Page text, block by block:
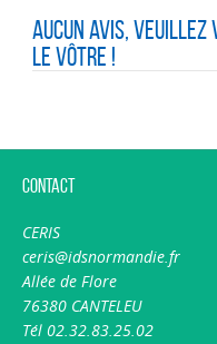
Aucun avis,
le vôtre !
Contact
CERIS
ceris@idsnormandie.fr
Allée de Flore
76380 CANTELEU
Tél 02.32.83.25.02